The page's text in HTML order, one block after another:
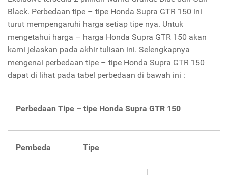
Black. Perbedaan tipe – tipe Honda Supra GTR 150 ini
turut mempengaruhi harga setiap tipe nya. Untuk
mengetahui harga – harga Honda Supra GTR 150 akan
kami jelaskan pada akhir tulisan ini. Selengkapnya
mengenai perbedaan tipe – tipe Honda Supra GTR 150
dapat di lihat pada tabel perbedaan di bawah ini :
Perbedaan Tipe – tipe Honda Supra GTR 150
Pembeda Tipe